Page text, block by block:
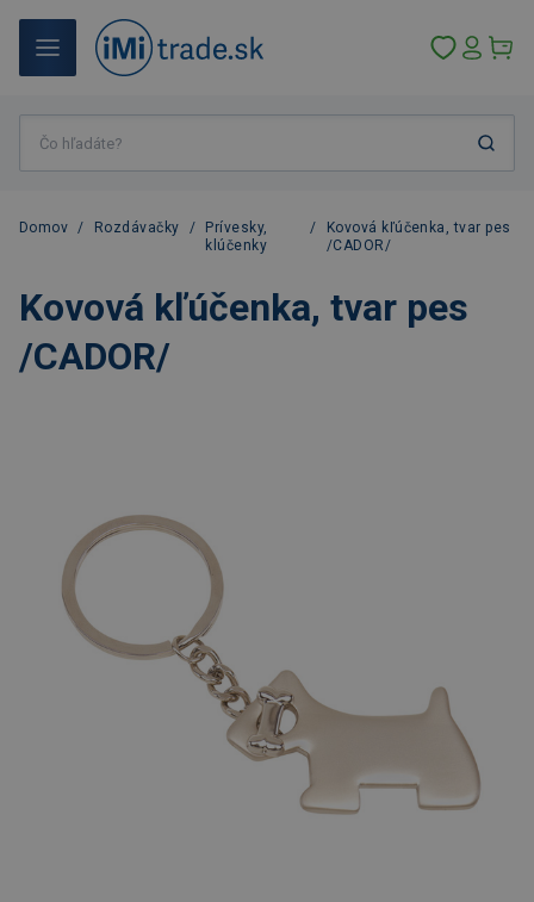
Domov / Rozdávačky /
Prívesky,
klúčenky
/
Kovová kľúčenka, tvar pes
/CADOR/
Kovová kľúčenka, tvar pes
/CADOR/